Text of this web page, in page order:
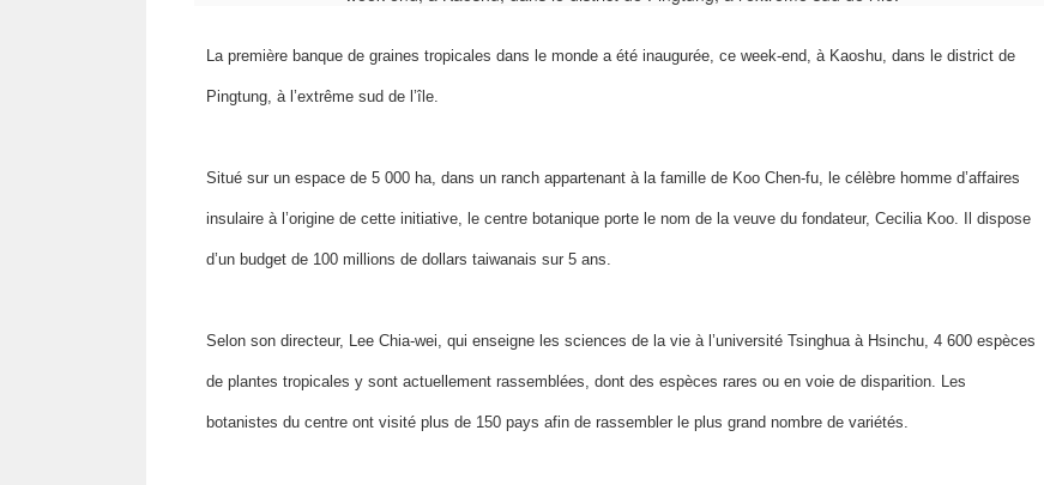
La première banque de graines tropicales dans le monde a été inaugurée, ce week-end, à Kaoshu, dans le district de
Pingtung, à l’extrême sud de l’île.
Situé sur un espace de 5 000 ha, dans un ranch appartenant à la famille de Koo Chen-fu, le célèbre homme d’affaires
insulaire à l’origine de cette initiative, le centre botanique porte le nom de la veuve du fondateur, Cecilia Koo. Il dispose
d’un budget de 100 millions de dollars taiwanais sur 5 ans.
Selon son directeur, Lee Chia-wei, qui enseigne les sciences de la vie à l’université Tsinghua à Hsinchu, 4 600 espèces
de plantes tropicales y sont actuellement rassemblées, dont des espèces rares ou en voie de disparition. Les
botanistes du centre ont visité plus de 150 pays afin de rassembler le plus grand nombre de variétés.